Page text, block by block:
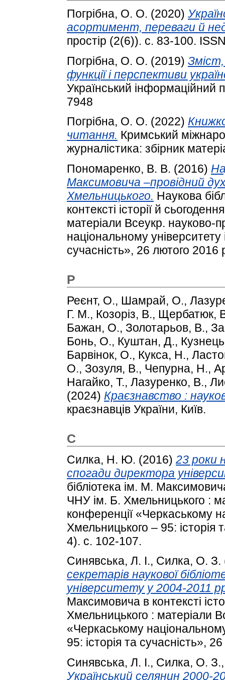
Погрібна, О. О. (2020)
асортимент, переваги й
простір (2(6)). с. 83-100.
Погрібна, О. О. (2019)
функції і перспективи
Український інформаційний
7948
Погрібна, О. О. (2022)
читання. Кримський
журналістика: збірник
Пономаренко, В. В. (2016)
Максимовича –провідний
Хмельницького. Наукова
контексті історії й
матеріали Всеукр. науково-
національному
сучасність», 26 лютого 2016
Р
Реєнт, О., Шамрай, О.,
Г. М., Козоріз, В., Щербатюк,
Бажан, О., Золотарьов, В.,
Бонь, О., Куштан, Д.,
Барвінок, О., Кукса, Н.,
О., Зозуля, В., Чепурна, Н.,
Нагайко, Т., Лазуренко, В.,
(2024) Краєзнавство :
краєзнавців України, Київ.
С
Силка, Н. Ю. (2016) 23 роки
спогади директора
бібліотека ім. М.
ЧНУ ім. Б. Хмельницького :
конференції «Черкаському
Хмельницького – 95:
4). с. 102-107.
Синявська, Л. І., Силка, О. З.
секретарів наукової
університету у 2004-2011
Максимовича в контексті
Хмельницького : матеріали
«Черкаському
95: історія та сучасність»,
Синявська, Л. І., Силка, О. З.
Український селянин 2000-